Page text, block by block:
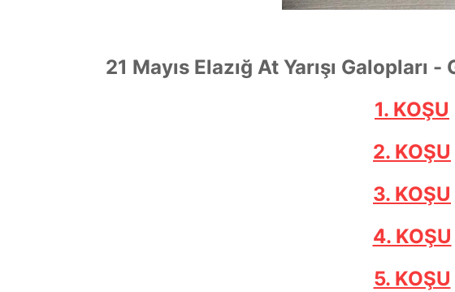
21 Mayıs Elazığ At Yarışı Galopları
1. KOŞU
2. KOŞU
3. KOŞU
4. KOŞU
5. KOŞU